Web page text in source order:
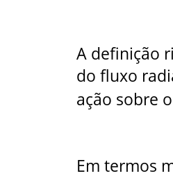
A definição
do fluxo
ação sobre
Em termos